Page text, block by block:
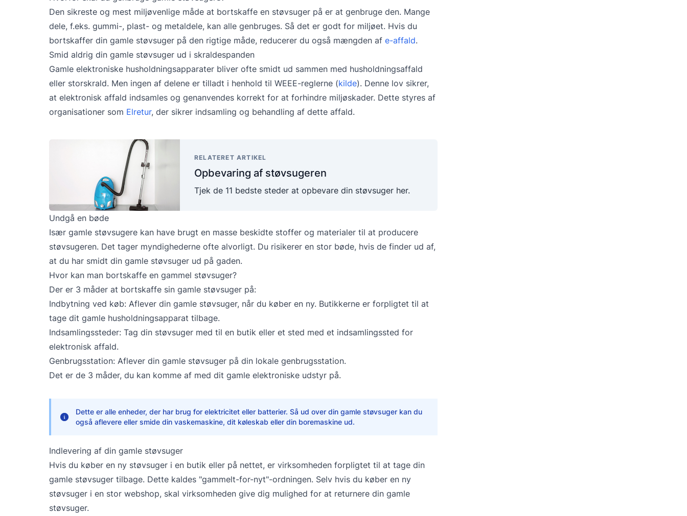
Den sikreste og mest miljøvenlige måde at bortskaffe en støvsuger på er at genbruge den. Mange
dele, f.eks. gummi-, plast- og metaldele, kan alle genbruges. Så det er godt for miljøet. Hvis du
bortskaffer din gamle støvsuger på den rigtige måde, reducerer du også mængden af e-affald.
Smid aldrig din gamle støvsuger ud i skraldespanden
Gamle elektroniske husholdningsapparater bliver ofte smidt ud sammen med husholdningsaffald
eller storskrald. Men ingen af delene er tilladt i henhold til WEEE-reglerne (kilde). Denne lov sikrer,
at elektronisk affald indsamles og genanvendes korrekt for at forhindre miljøskader. Dette styres af
organisationer som Elretur, der sikrer indsamling og behandling af dette affald.
RELATERET ARTIKEL
Opbevaring af støvsugeren
Tjek de 11 bedste steder at opbevare din støvsuger her.
Undgå en bøde
Især gamle støvsugere kan have brugt en masse beskidte stoffer og materialer til at producere
støvsugeren. Det tager myndighederne ofte alvorligt. Du risikerer en stor bøde, hvis de finder ud af,
at du har smidt din gamle støvsuger ud på gaden.
Hvor kan man bortskaffe en gammel støvsuger?
Der er 3 måder at bortskaffe sin gamle støvsuger på:
Indbytning ved køb: Aflever din gamle støvsuger, når du køber en ny. Butikkerne er forpligtet til at
tage dit gamle husholdningsapparat tilbage.
Indsamlingssteder: Tag din støvsuger med til en butik eller et sted med et indsamlingssted for
elektronisk affald.
Genbrugsstation: Aflever din gamle støvsuger på din lokale genbrugsstation.
Det er de 3 måder, du kan komme af med dit gamle elektroniske udstyr på.
Dette er alle enheder, der har brug for elektricitet eller batterier. Så ud over din gamle støvsuger kan du
også aflevere eller smide din vaskemaskine, dit køleskab eller din boremaskine ud.
Indlevering af din gamle støvsuger
Hvis du køber en ny støvsuger i en butik eller på nettet, er virksomheden forpligtet til at tage din
gamle støvsuger tilbage. Dette kaldes "gammelt-for-nyt"-ordningen. Selv hvis du køber en ny
støvsuger i en stor webshop, skal virksomheden give dig mulighed for at returnere din gamle
støvsuger.